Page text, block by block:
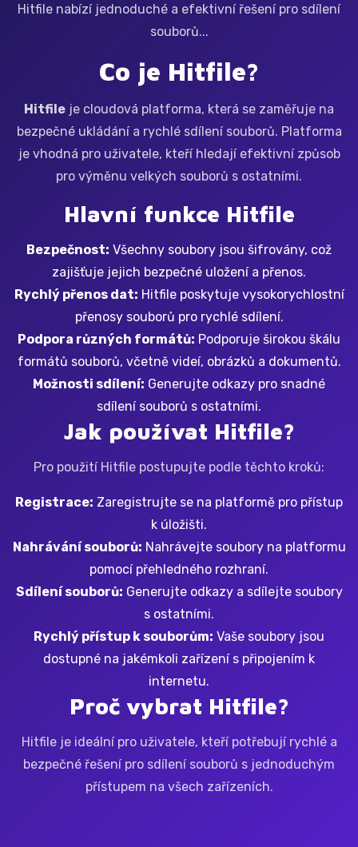
Hitfile nabízí jednoduché a efektivní řešení pro sdílení
souborů...
Co je Hitfile?
Hitfile je cloudová platforma, která se zaměřuje na
bezpečné ukládání a rychlé sdílení souborů. Platforma
je vhodná pro uživatele, kteří hledají efektivní způsob
pro výměnu velkých souborů s ostatními.
Hlavní funkce Hitfile
Bezpečnost: Všechny soubory jsou šifrovány, což
zajišťuje jejich bezpečné uložení a přenos.
Rychlý přenos dat: Hitfile poskytuje vysokorychlostní
přenosy souborů pro rychlé sdílení.
Podpora různých formátů: Podporuje širokou škálu
formátů souborů, včetně videí, obrázků a dokumentů.
Možnosti sdílení: Generujte odkazy pro snadné
sdílení souborů s ostatními.
Jak používat Hitfile?
Pro použití Hitfile postupujte podle těchto kroků:
Registrace: Zaregistrujte se na platformě pro přístup
k úložišti.
Nahrávání souborů: Nahrávejte soubory na platformu
pomocí přehledného rozhraní.
Sdílení souborů: Generujte odkazy a sdílejte soubory
s ostatními.
Rychlý přístup k souborům: Vaše soubory jsou
dostupné na jakémkoli zařízení s připojením k
internetu.
Proč vybrat Hitfile?
Hitfile je ideální pro uživatele, kteří potřebují rychlé a
bezpečné řešení pro sdílení souborů s jednoduchým
přístupem na všech zařízeních.